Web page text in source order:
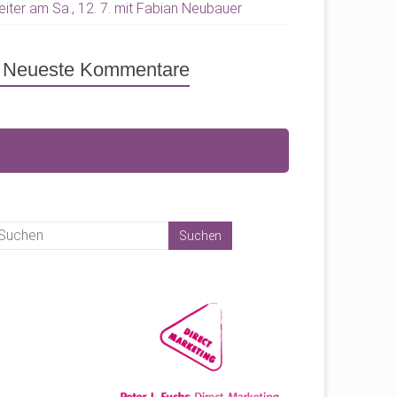
am Sa., 12. 7. mit Fabian Neubauer
Neueste Kommentare